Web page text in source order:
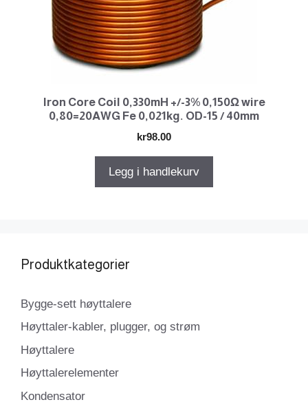
Iron Core Coil 0,330mH +/-3% 0,150Ω wire
0,80=20AWG Fe 0,021kg. OD-15 / 40mm
kr98.00
Legg i handlekurv
Produktkategorier
Bygge-sett høyttalere
Høyttaler-kabler, plugger, og strøm
Høyttalere
Høyttalerelementer
Kondensator